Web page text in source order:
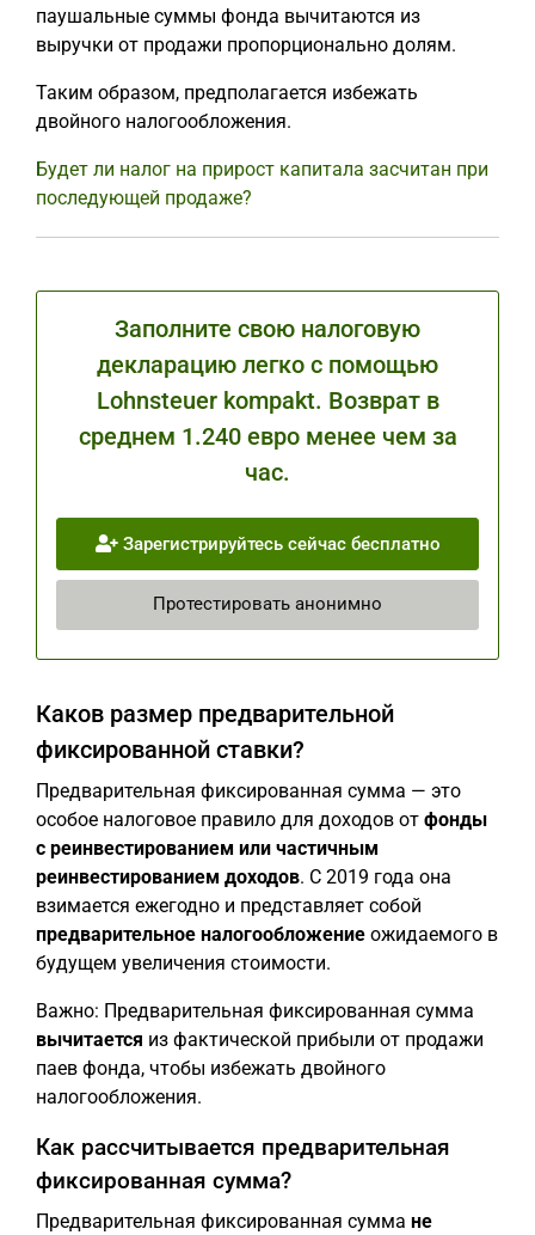
паушальные суммы фонда вычитаются из
выручки от продажи пропорционально долям.
Таким образом, предполагается избежать
двойного налогообложения.
Будет ли налог на прирост капитала засчитан при
последующей продаже?
Заполните свою налоговую
декларацию легко с помощью
Lohnsteuer kompakt. Возврат в
среднем 1.240 евро менее чем за
час.
Зарегистрируйтесь сейчас бесплатно
Протестировать анонимно
Каков размер предварительной
фиксированной ставки?
Предварительная фиксированная сумма — это
особое налоговое правило для доходов от фонды
с реинвестированием или частичным
реинвестированием доходов. С 2019 года она
взимается ежегодно и представляет собой
предварительное налогообложение ожидаемого в
будущем увеличения стоимости.
Важно: Предварительная фиксированная сумма
вычитается из фактической прибыли от продажи
паев фонда, чтобы избежать двойного
налогообложения.
Как рассчитывается предварительная
фиксированная сумма?
Предварительная фиксированная сумма не